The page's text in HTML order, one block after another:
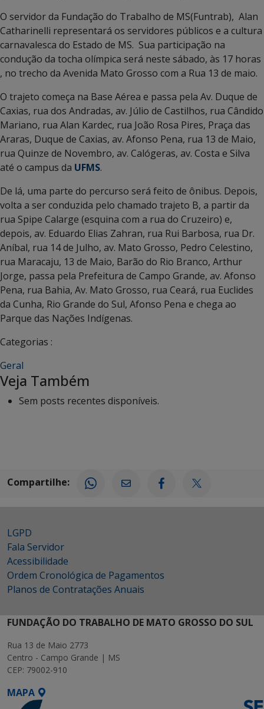
O servidor da Fundação do Trabalho de MS(Funtrab), Alan
Catharinelli representará os servidores públicos e a cultura
carnavalesca do Estado de MS. Sua participação na
condução da tocha olímpica será neste sábado, às 17 horas
, no trecho da Avenida Mato Grosso com a Rua 13 de maio.
O trajeto começa na Base Aérea e passa pela Av. Duque de
Caxias, rua dos Andradas, av. Júlio de Castilhos, rua Cândido
Mariano, rua Alan Kardec, rua João Rosa Pires, Praça das
Araras, Duque de Caxias, av. Afonso Pena, rua 13 de Maio,
rua Quinze de Novembro, av. Calógeras, av. Costa e Silva
até o campus da UFMS.
De lá, uma parte do percurso será feito de ônibus. Depois,
volta a ser conduzida pelo chamado trajeto B, a partir da
rua Spipe Calarge (esquina com a rua do Cruzeiro) e,
depois, av. Eduardo Elias Zahran, rua Rui Barbosa, rua Dr.
Aníbal, rua 14 de Julho, av. Mato Grosso, Pedro Celestino,
rua Maracaju, 13 de Maio, Barão do Rio Branco, Arthur
Jorge, passa pela Prefeitura de Campo Grande, av. Afonso
Pena, rua Bahia, Av. Mato Grosso, rua Ceará, rua Euclides
da Cunha, Rio Grande do Sul, Afonso Pena e chega ao
Parque das Nações Indígenas.
Categorias :
Geral
Veja Também
Sem posts recentes disponíveis.
Compartilhe:
LGPD
Fala Servidor
Acessibilidade
Ordem Cronológica de Pagamentos
Planos de Contratações Anuais
FUNDAÇÃO DO TRABALHO DE MATO GROSSO DO SUL
Rua 13 de Maio 2773
Centro - Campo Grande | MS
CEP: 79002-910
MAPA